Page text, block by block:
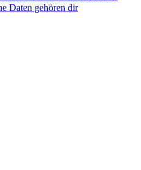
Daten gehören dir